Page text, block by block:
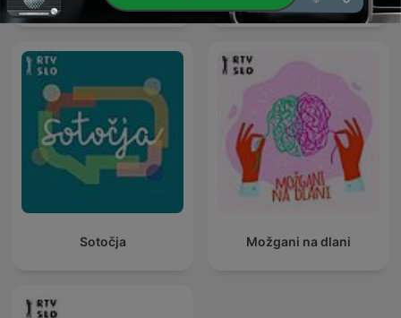
Sotočja Možgani na dlani